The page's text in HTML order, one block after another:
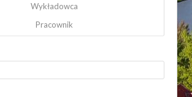
Wykładowca
Pracownik